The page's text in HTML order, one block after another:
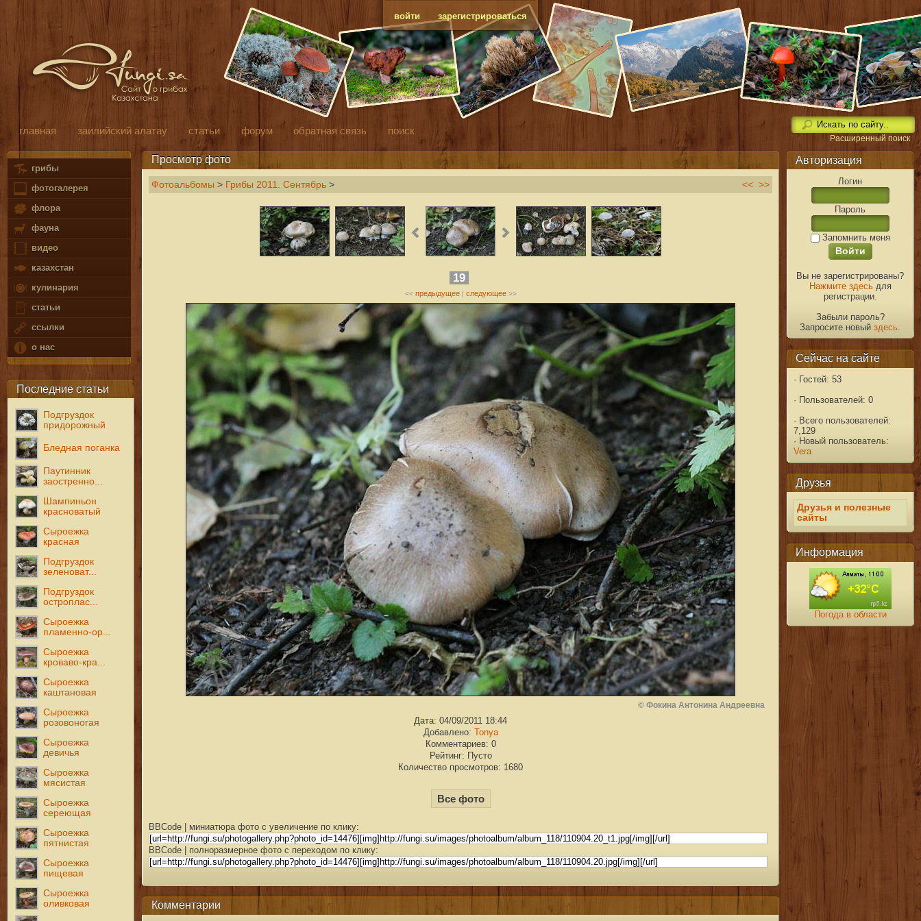
войти зарегистрироваться
главная заилийский алатау статьи форум обратная связь поиск
Расширенный поиск
грибы
фотогалерея
флора
фауна
видео
казахстан
кулинария
статьи
ссылки
о нас
Последние статьи
Подгруздок
придорожный
Бледная поганка
Паутинник
заостренно...
Шампиньон
красноватый
Сыроежка
красная
Подгруздок
зеленоват...
Подгруздок
остроплас...
Сыроежка
пламенно-ор...
Сыроежка
кроваво-кра...
Сыроежка
каштановая
Сыроежка
розовоногая
Сыроежка
девичья
Сыроежка
мясистая
Сыроежка
сереющая
Сыроежка
пятнистая
Сыроежка
пищевая
Сыроежка
оливковая
Авторизация
Логин
Пароль
Запомнить меня
Вы не зарегистрированы?
Нажмите здесьдля
регистрации.
Забыли пароль?
Запросите новыйздесь
Сейчас на сайте
· Гостей: 53
· Пользователей: 0
· Всего пользователей:
7,129
· Новый пользователь:
Vera
Друзья
Друзья и полезные
сайты
Информация
Погода в области
Просмотр фото
Фотоальбомы > Грибы 2011. Сентябрь> << >>
19
<< предыдущее| следующее>>
© Фокина Антонина Андреевна
Дата: 04/09/2011 18:44
Добавлено: Tonya
Комментариев: 0
Рейтинг: Пусто
Количество просмотров: 1680
Все фото
BBCode | миниатюра фото с увеличение по клику:
BBCode | полноразмерное фото с переходом по клику:
Комментарии